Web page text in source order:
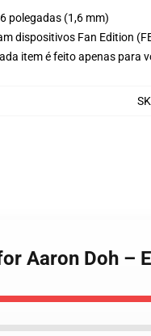
polegadas (1,6 mm)
dispositivos Fan Edition
item é feito apenas para
Aaron Doh –